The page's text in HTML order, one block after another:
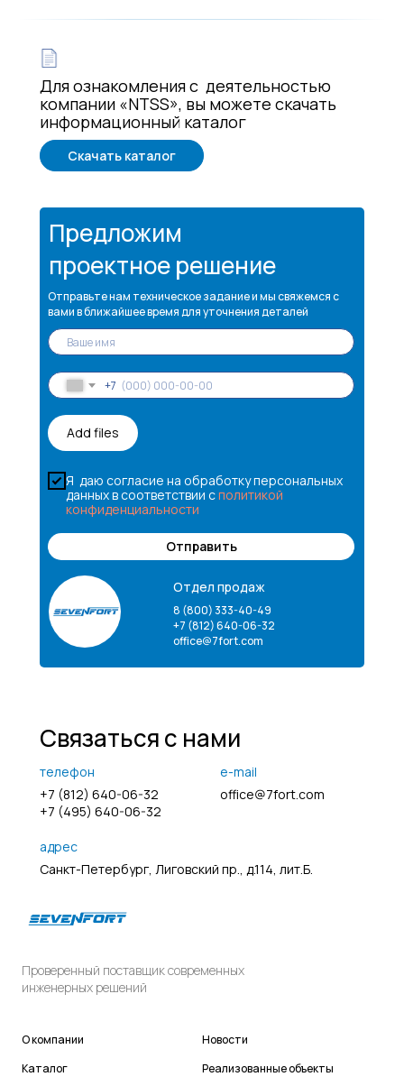
Для ознакомления с деятельностью
компании «NTSS», вы можете скачать
информационный каталог
Скачать каталог
Отправьте нам техническое задание и мы свяжемся с
вами в ближайшее время для уточнения деталей
Отдел продаж
8 (800) 333-40-49
+7 (812) 640-06-32
office@7fort.com
Предложим
проектное решение
+7
Add files
Я даю согласие на обработку персональных
данных в соответствии сполитикой
конфиденциальности
Отправить
Связаться с нами
телефон e-mail
адрес
Санкт-Петербург, Лиговский пр., д.114, лит.Б.
office@7fort.com
+7 (812) 640-06-32
+7 (495) 640-06-32
Проверенный поставщик современных
инженерных решений
О компании
Каталог
Новости
Реализованные объекты